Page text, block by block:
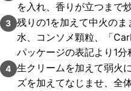
を入れ、香りが立つまで
3 残りの1を加えて中火の
水、コンソメ顆粒、「
パッケージの表記より1分
4 生クリームを加えて弱火
ズを加えてなじませ、全